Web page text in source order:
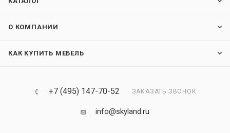
О КОМПАНИИ
КАК КУПИТЬ МЕБЕЛЬ
+7 (495) 147-70-52 ЗАКАЗАТЬ ЗВОНОК
info@skyland.ru